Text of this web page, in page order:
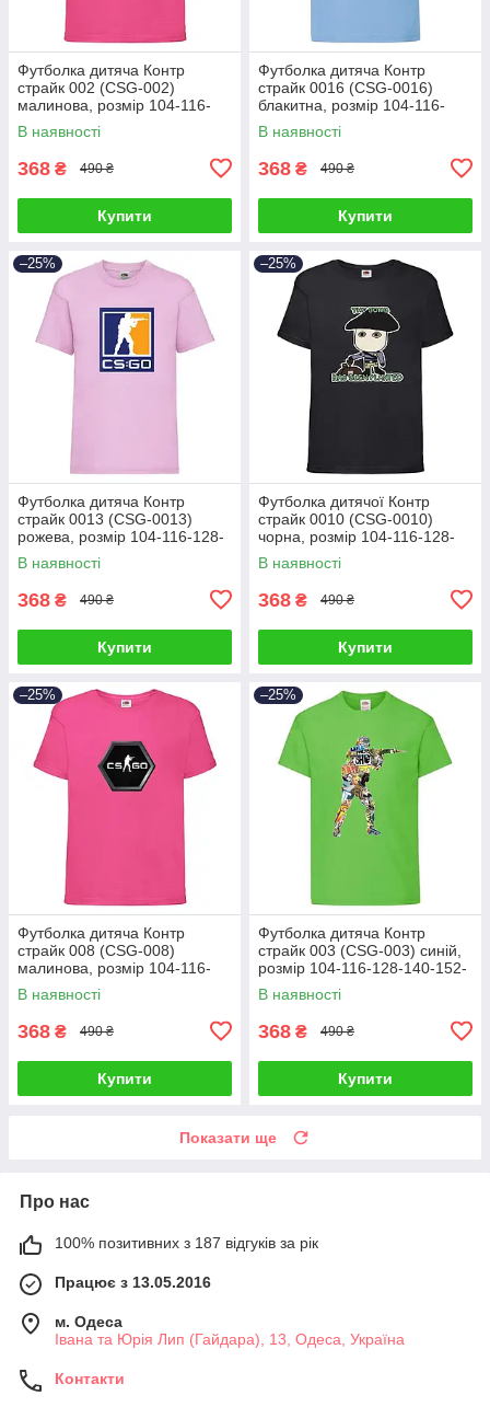
Футболка дитяча Контр
страйк 002 (CSG-002)
малинова, розмір 104-116-
128-140-152-164
В наявності
368 ₴ 490 ₴
Купити
Футболка дитяча Контр
страйк 0016 (CSG-0016)
блакитна, розмір 104-116-
128-140-152-164
В наявності
368 ₴ 490 ₴
Купити
–25%
Футболка дитяча Контр
страйк 0013 (CSG-0013)
рожева, розмір 104-116-128-
140-152-164
В наявності
368 ₴ 490 ₴
Купити
–25%
Футболка дитячої Контр
страйк 0010 (CSG-0010)
чорна, розмір 104-116-128-
140-152-164
В наявності
368 ₴ 490 ₴
Купити
–25%
Футболка дитяча Контр
страйк 008 (CSG-008)
малинова, розмір 104-116-
128-140-152-164
В наявності
368 ₴ 490 ₴
Купити
–25%
Футболка дитяча Контр
страйк 003 (CSG-003) синій,
розмір 104-116-128-140-152-
164
В наявності
368 ₴ 490 ₴
Купити
Показати ще
Про нас
100% позитивних з 187 відгуків за рік
Працює з 13.05.2016
м. Одеса
Івана та Юрія Лип (Гайдара), 13, Одеса, Україна
Контакти